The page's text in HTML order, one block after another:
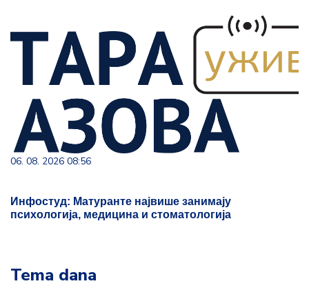
06. 08. 2026 08:56
Инфостуд: Матуранте највише занимају
психологија, медицина и стоматологија
Tema dana